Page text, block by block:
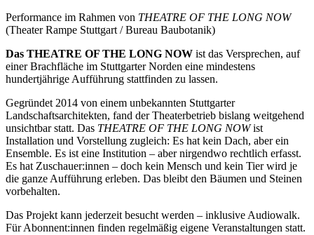
Performance im Rahmen von THEATRE OF THE LONG NOW
(Theater Rampe Stuttgart / Bureau Baubotanik)
Das THEATRE OF THE LONG NOW ist das Versprechen, auf
einer Brachfläche im Stuttgarter Norden eine mindestens
hundertjährige Aufführung stattfinden zu lassen.
Gegründet 2014 von einem unbekannten Stuttgarter
Landschaftsarchitekten, fand der Theaterbetrieb bislang weitgehend
unsichtbar statt. Das THEATRE OF THE LONG NOWist
Installation und Vorstellung zugleich: Es hat kein Dach, aber ein
Ensemble. Es ist eine Institution – aber nirgendwo rechtlich erfasst.
Es hat Zuschauer:innen – doch kein Mensch und kein Tier wird je
die ganze Aufführung erleben. Das bleibt den Bäumen und Steinen
vorbehalten.
Das Projekt kann jederzeit besucht werden – inklusive Audiowalk.
Für Abonnent:innen finden regelmäßig eigene Veranstaltungen statt.